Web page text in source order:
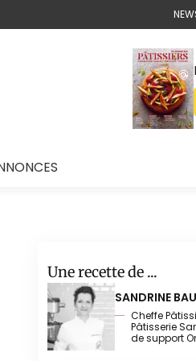
Une recette de ...
SANDRINE
Cheffe
Pâtisserie
de support